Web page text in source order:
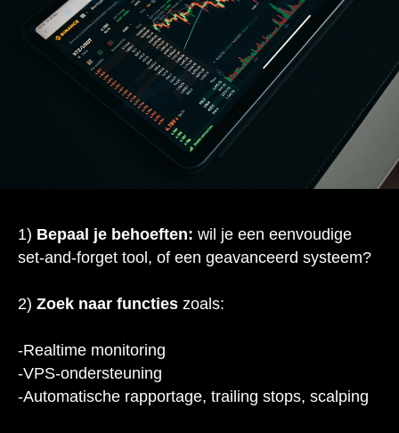
1) Bepaal je behoeften: wil je een eenvoudige
set-and-forget tool, of een geavanceerd systeem?
2) Zoek naar functies zoals:
-Realtime monitoring
-VPS-ondersteuning
-Automatische rapportage, trailing stops, scalping